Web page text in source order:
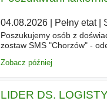
04.08.2026| Pełny etat|
Poszukujemy osób z
zostaw SMS "Chorzów" -
Zobacz później
LIDER DS.